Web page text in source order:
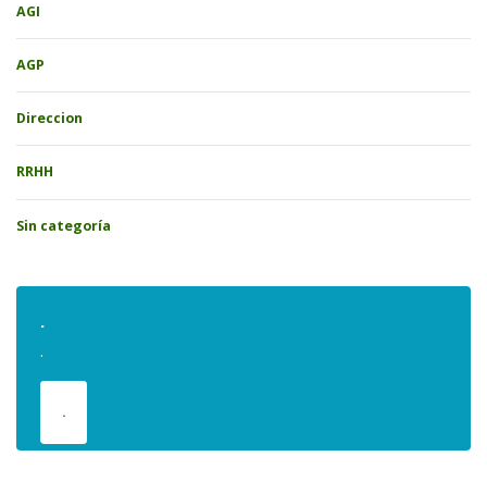
AGI
AGP
Direccion
RRHH
Sin categoría
.
.
.